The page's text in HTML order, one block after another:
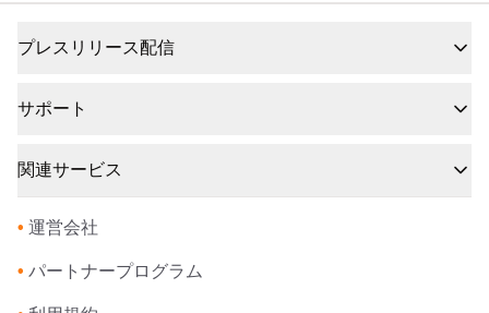
プレスリリース配信
サポート
関連サービス
• 運営会社
• パートナープログラム